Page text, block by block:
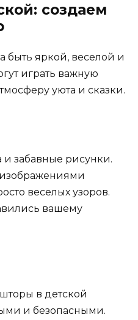
создаем
быть яркой, веселой и
играть важную
уюта и сказки.
забавные рисунки.
веселых узоров.
вашему
в детской
и безопасными.